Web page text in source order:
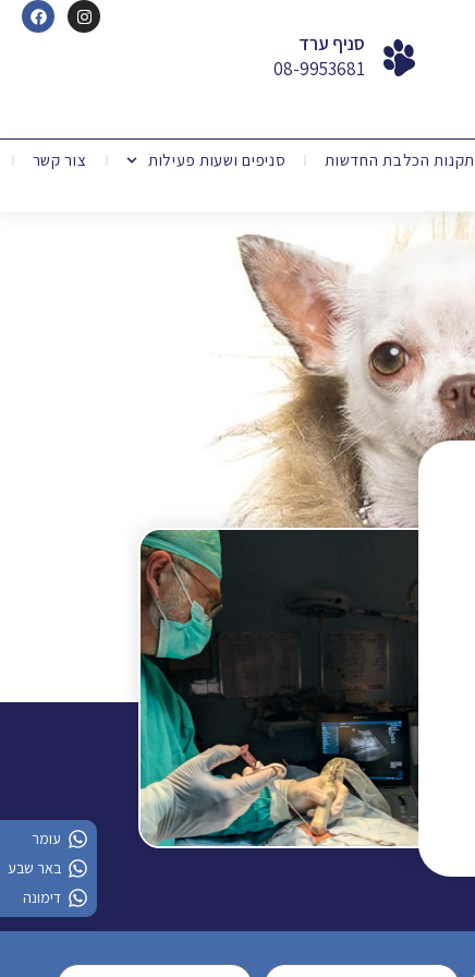
סניף ערד
08-9953681
תקנות הכלבת החדשות סניפים ושעות פעילות
צור קשר
עומר
באר שבע
דימונה